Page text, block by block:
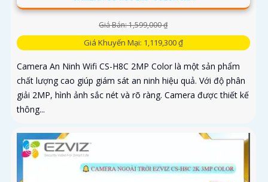
Giá Bán: 1,599,000 ₫
Giá Khuyến Mại: 1,119,300 ₫
Camera An Ninh Wifi CS-H8C 2MP Color là một sản phẩm
chất lượng cao giúp giám sát an ninh hiệu quả. Với độ phân
giải 2MP, hình ảnh sắc nét và rõ ràng. Camera được thiết kế
thông...